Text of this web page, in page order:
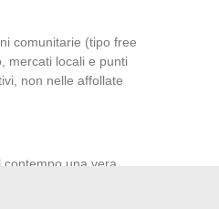
comunitarie (tipo free
mercati locali e punti
non nelle affollate
una vera